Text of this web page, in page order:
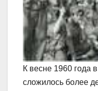
К весне 1960 года
сложилось более